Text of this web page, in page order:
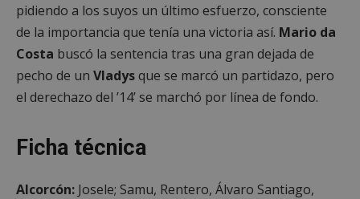
pidiendo a los suyos un último esfuerzo, consciente
de la importancia que tenía una victoria así. Mario da
Costa buscó la sentencia tras una gran dejada de
pecho de un Vladysque se marcó un partidazo, pero
el derechazo del ’14’ se marchó por línea de fondo.
Ficha técnica
Alcorcón: Josele; Samu, Rentero, Álvaro Santiago,
PHPSESSID
PHP.net
alcorconhoy.com
Sesión